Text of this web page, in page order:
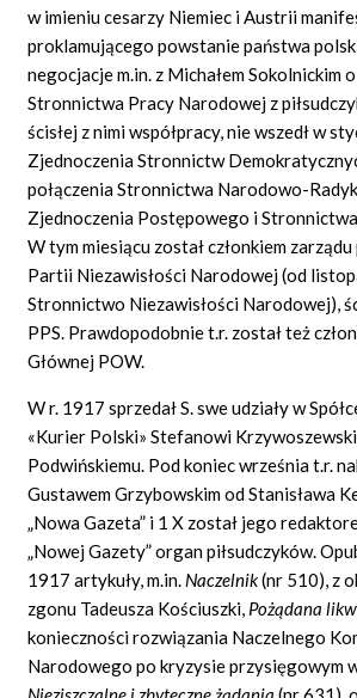
w imieniu cesarzy Niemiec i Austrii
proklamującego powstanie państwa
negocjacje m.in. z Michałem Sokolnickim
Stronnictwa Pracy Narodowej z
ścisłej z nimi współpracy, nie wszedł w
Zjednoczenia Stronnictw
połączenia Stronnictwa Narodowo-
Zjednoczenia Postępowego i
W tym miesiącu został członkiem
Partii Niezawisłości Narodowej (od
Stronnictwo Niezawisłości Narodowej),
PPS. Prawdopodobnie t.r. został też
Głównej POW.
W r. 1917 sprzedał S. swe udziały w
«Kurier Polski» Stefanowi
Podwińskiemu. Pod koniec września t.r.
Gustawem Grzybowskim od Stanisława
„Nowa Gazeta” i 1 X został jego
„Nowej Gazety” organ piłsudczyków.
1917 artykuły, m.in. Naczelnik(nr 510), z
zgonu Tadeusza Kościuszki, Pożądana
konieczności rozwiązania Naczelnego
Narodowego po kryzysie przysięgowym